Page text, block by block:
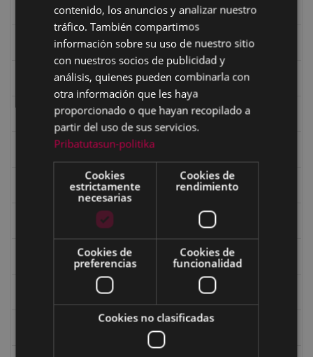
Ciclismo "A rueda"
Dibujos de Julen Zabaleta
Eibar desde el aire
Eibartarren ahotan
Ermitas
Fondo Bolumburu
Fondo Carlos Narbaiza
SPANISH
contenido, los anuncios y analizar nuestro
tráfico. También compartimos
información sobre su uso de nuestro sitio
con nuestros socios de publicidad y
análisis, quienes pueden combinarla con
otra información que les haya
proporcionado o que hayan recopilado a
partir del uso de sus servicios.
Pribatutasun-politika
Cookies
estrictamente
necesarias
Cookies de
rendimiento
Cookies de
preferencias
Cookies de
funcionalidad
Cookies no clasificadas